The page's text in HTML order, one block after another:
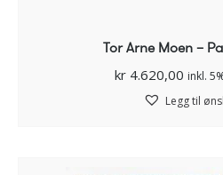
Tor Arne Moen –
kr 4.620,00 inkl.
Legg til